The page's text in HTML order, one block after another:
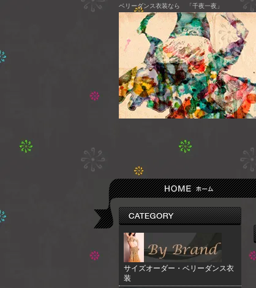
ベリーダンス衣装なら 「千夜一夜」
サイズオーダー・ベリーダンス衣
装